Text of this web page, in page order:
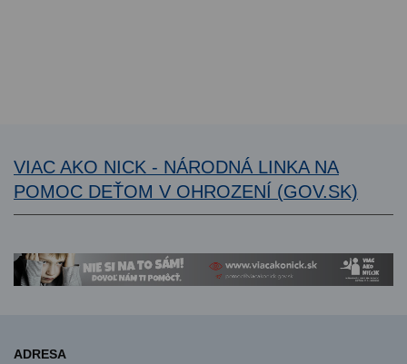
VIAC AKO NICK - NÁRODNÁ LINKA NA
POMOC DEŤOM V OHROZENÍ (GOV.SK)
ADRESA